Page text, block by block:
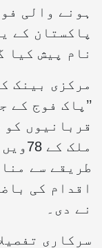
ہونے والی
پاکستان کے
نام پیش کیا
مرکزی بینک
’’پاک فوج کے
قربانیوں کو
ملک
طریقے سے
اقدام کی
نے دی۔
سرکاری